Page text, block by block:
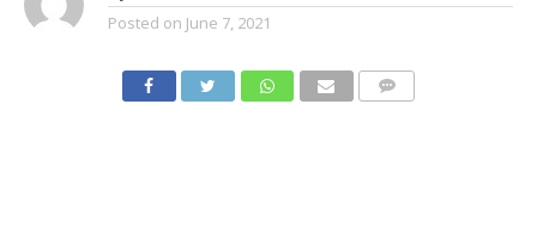
Posted on June 7, 2021